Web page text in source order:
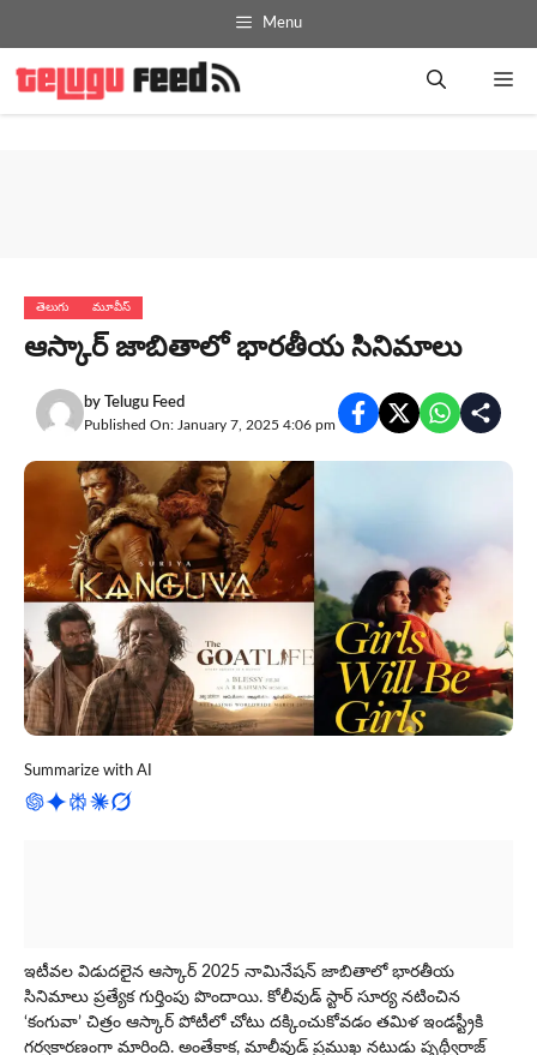
Menu
తెలుగు మూవీస్
ఆస్కార్ జాబితాలో భారతీయ సినిమాలు
by Telugu Feed
Published On: January 7, 2025 4:06 pm
Summarize with AI
ఇటీవల విడుదలైన ఆస్కార్ 2025 నామినేషన్ జాబితాలో భారతీయ
సినిమాలు ప్రత్యేక గుర్తింపు పొందాయి. కోలీవుడ్ స్టార్ సూర్య నటించిన
‘కంగువా’ చిత్రం ఆస్కార్ పోటీలో చోటు దక్కించుకోవడం త‌మిళ ఇండ‌స్ట్రీకి
గ‌ర్వ‌కార‌ణంగా మారింది. అంతేకాక, మాలీవుడ్ ప్రముఖ నటుడు పృథ్వీరాజ్